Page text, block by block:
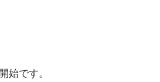
始です。